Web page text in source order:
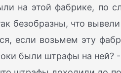
на этой фабрике, по
безобразны, что
если возьмем эту
были штрафы на ней?